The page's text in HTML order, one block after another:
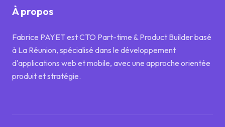
À propos
Fabrice PAYET est CTO Part-time & Product Builder basé
à La Réunion, spécialisé dans le développement
d'applications web et mobile, avec une approche orientée
produit et stratégie.